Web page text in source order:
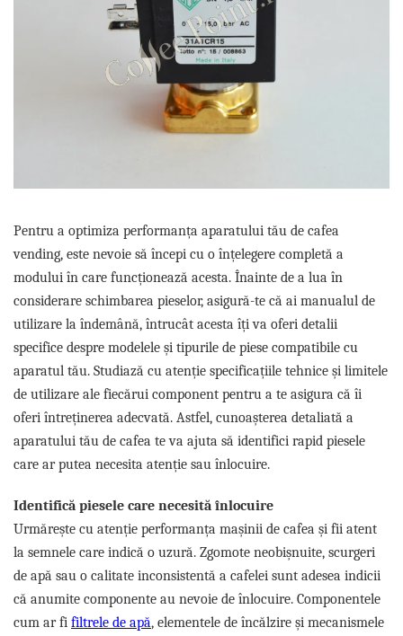
Cafea boabe Vergnano
Cafea boabe Segafredo
Cafea boabe Julius Meinl
Cafea proaspat prajita
Cafea Columbia
Cafea Brazilia
Cafea Guatemala
Cafea Costa Rica
Cafea Rwanda
Cafea Decofeinizata
Cafea Instant
Capsule de Cafea
Cafea macinata
Sistem de zahar si paleta
Tastaturi si butoane
Pentru a optimiza performanța aparatului tău de cafea
vending, este nevoie să începi cu o înțelegere completă a
modului în care funcționează acesta. Înainte de a lua în
considerare schimbarea pieselor, asigură-te că ai manualul de
utilizare la îndemână, întrucât acesta îți va oferi detalii
specifice despre modelele și tipurile de piese compatibile cu
aparatul tău. Studiază cu atenție specificațiile tehnice și limitele
de utilizare ale fiecărui component pentru a te asigura că îi
oferi întreținerea adecvată. Astfel, cunoașterea detaliată a
aparatului tău de cafea te va ajuta să identifici rapid piesele
care ar putea necesita atenție sau înlocuire.
Identifică piesele care necesită înlocuire
Urmărește cu atenție performanța mașinii de cafea și fii atent
la semnele care indică o uzură. Zgomote neobișnuite, scurgeri
de apă sau o calitate inconsistentă a cafelei sunt adesea indicii
că anumite componente au nevoie de înlocuire. Componentele
cum ar fi filtrele de apă, elementele de încălzire și mecanismele